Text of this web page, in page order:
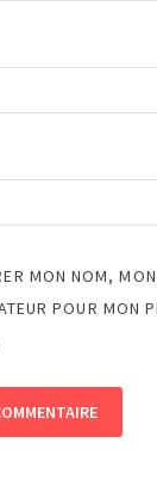
MON NOM,
POUR MON